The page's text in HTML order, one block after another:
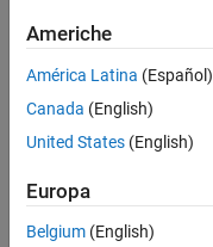
Burnin
Americhe
América Latina (Español)
Canada (English)
United States (English)
Europa
Belgium (English)